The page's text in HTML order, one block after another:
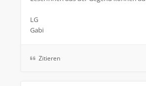
LG
Gabi
Zitieren